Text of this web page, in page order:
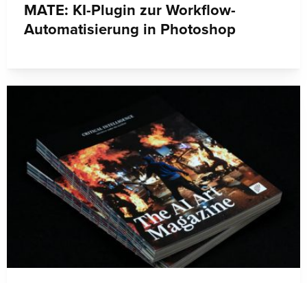
MATE: KI-Plugin zur Workflow-
Automatisierung in Photoshop